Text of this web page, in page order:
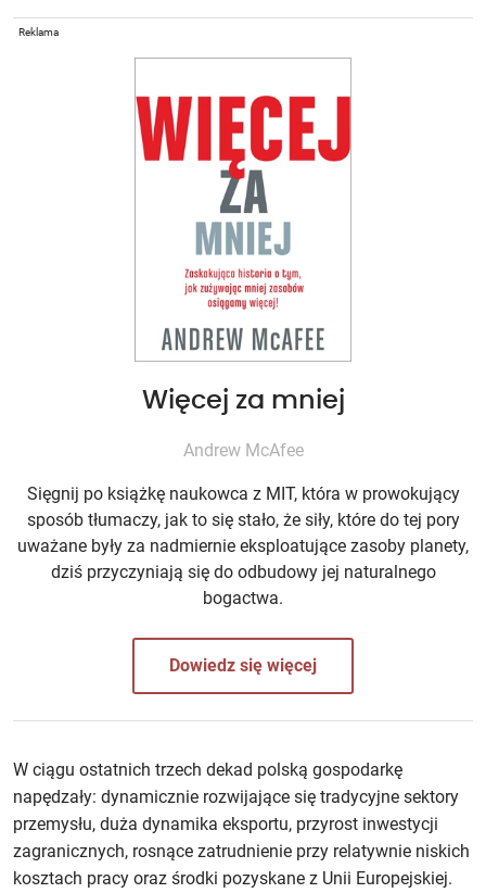
Reklama
Więcej za mniej
Andrew McAfee
Sięgnij po książkę naukowca z MIT, która w prowokujący
sposób tłumaczy, jak to się stało, że siły, które do tej pory
uważane były za nadmiernie eksploatujące zasoby planety,
dziś przyczyniają się do odbudowy jej naturalnego
bogactwa.
Dowiedz się więcej
W ciągu ostatnich trzech dekad polską gospodarkę
napędzały: dynamicznie rozwijające się tradycyjne sektory
przemysłu, duża dynamika eksportu, przyrost inwestycji
zagranicznych, rosnące zatrudnienie przy relatywnie niskich
kosztach pracy oraz środki pozyskane z Unii Europejskiej.